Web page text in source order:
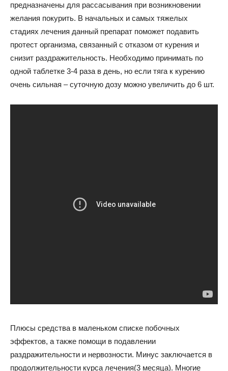
предназначены для рассасывания при возникновении
желания покурить. В начальных и самых тяжелых
стадиях лечения данный препарат поможет подавить
протест организма, связанный с отказом от курения и
снизит раздражительность. Необходимо принимать по
одной таблетке 3-4 раза в день, но если тяга к курению
очень сильная – суточную дозу можно увеличить до 6 шт.
Плюсы средства в маленьком списке побочных
эффектов, а также помощи в подавлении
раздражительности и нервозности. Минус заключается в
продолжительности курса лечения(3 месяца). Многие